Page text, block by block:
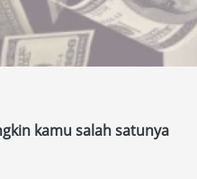
kamu salah satunya